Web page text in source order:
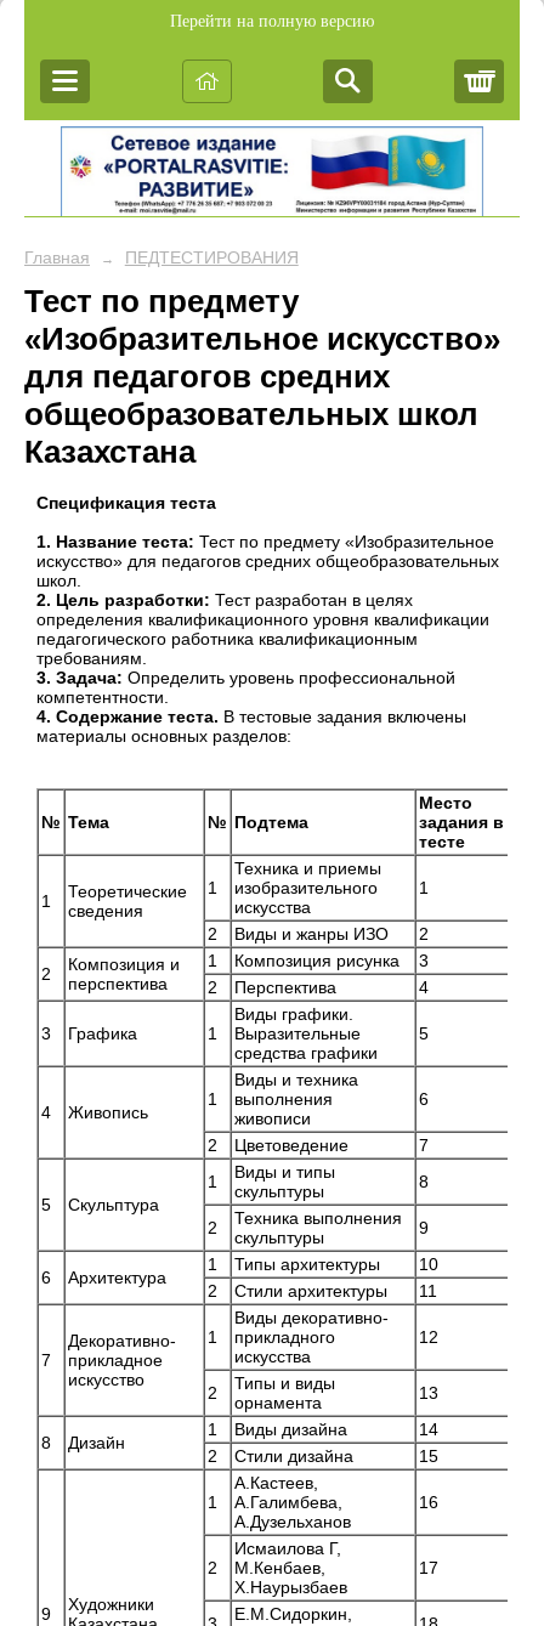
Перейти на полную версию
Главная → ПЕДТЕСТИРОВАНИЯ
Тест по предмету
«Изобразительное искусство»
для педагогов средних
общеобразовательных школ
Казахстана
Спецификация теста
1. Название теста: Тест по предмету «Изобразительное
искусство» для педагогов средних общеобразовательных
школ.
2. Цель разработки: Тест разработан в целях
определения квалификационного уровня квалификации
педагогического работника квалификационным
требованиям.
3. Задача: Определить уровень профессиональной
компетентности.
4. Содержание теста. В тестовые задания включены
материалы основных разделов:
№ Тема № Подтема
Место
задания в
тесте
1
Теоретические
сведения
1
Техника и приемы
изобразительного
искусства
1
2 Виды и жанры ИЗО 2
2
Композиция и
перспектива
1 Композиция рисунка 3
2
Перспектива 4
3 Графика 1
Виды графики.
Выразительные
средства графики
5
4 Живопись
1
Виды и техника
выполнения
живописи
6
2 Цветоведение 7
5 Скульптура
1
Виды и типы
скульптуры
8
2
Техника выполнения
скульптуры
9
6 Архитектура
1 Типы архитектуры 10
2
Стили архитектуры 11
7
Декоративно-
прикладное
искусство
1
Виды декоративно-
прикладного
искусства
12
2
Типы и виды
орнамента
13
8 Дизайн
1 Виды дизайна 14
2
Стили дизайна 15
9
Художники
1
А.Кастеев,
А.Галимбева,
А.Дузельханов
16
2
Исмаилова Г,
М.Кенбаев,
Х.Наурызбаев
17
Е.М.Сидоркин,